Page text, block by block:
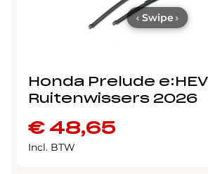
Honda Prelude e:HEV
Ruitenwissers 2026
€48,65
Incl. BTW
‹ Swipe ›